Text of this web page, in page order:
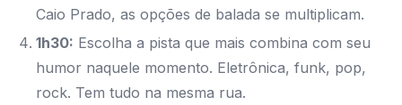
Caio Prado, as opções de balada se multiplicam.
1h30: Escolha a pista que mais combina com seu
humor naquele momento. Eletrônica, funk, pop,
rock. Tem tudo na mesma rua.